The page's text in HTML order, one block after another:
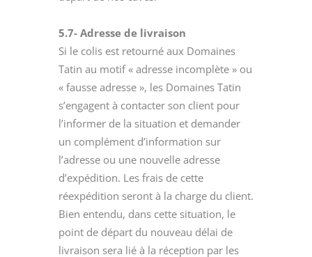
5.7- Adresse de livraison
Si le colis est retourné aux Domaines
Tatin au motif « adresse incomplète » ou
« fausse adresse », les Domaines Tatin
s’engagent à contacter son client pour
l’informer de la situation et demander
un complément d’information sur
l’adresse ou une nouvelle adresse
d’expédition. Les frais de cette
réexpédition seront à la charge du client.
Bien entendu, dans cette situation, le
point de départ du nouveau délai de
livraison sera lié à la réception par les